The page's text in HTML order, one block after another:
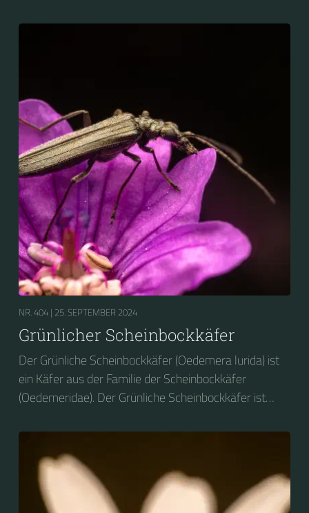
Scheinbockkäfer (Oedemera nobilis).
NR. 404 | 25. SEPTEMBER 2024
Grünlicher Scheinbockkäfer
Der Grünliche Scheinbockkäfer (Oedemera lurida) ist
ein Käfer aus der Familie der Scheinbockkäfer
(Oedemeridae). Der Grünliche Scheinbockkäfer ist
Scheinbockkäfer (Oedemera nobilis).